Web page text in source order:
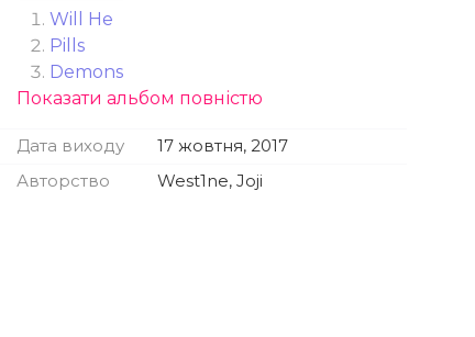
Will He
Pills
Demons
Window
​worldstar money (Interlude)
Показати альбом повністю
Дата виходу
17 жовтня, 2017
Авторство
West1ne, Joji